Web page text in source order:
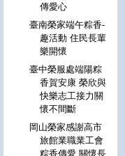
傳愛心
臺南榮家端午粽香-
趣活動 住民長輩
樂開懷
臺中榮服處端陽粽
香賀安康 榮欣與
快樂志工接力關
懷不間斷
岡山榮家感謝高市
旅館業職業工會
粽香傳愛 關懷長